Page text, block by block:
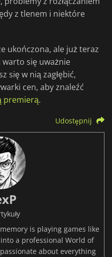
z tlenem i niektóre
ukończona, ale już teraz
się uważnie
się w nią zagłębić,
cen, aby znaleźć
premierą.
Udostępnij
is playing games like
a professional World of
about everything